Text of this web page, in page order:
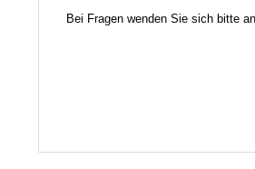
Bei Fragen wenden Sie sich bitte
91522
E-Mail:
Tel.: